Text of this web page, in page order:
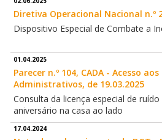
Diretiva Operacional Nacional n.º
Dispositivo Especial de Combate a
01.04.2025
Parecer n.º 104, CADA - Acesso
Administrativos, de 19.03.2025
Consulta da licença especial de
aniversário na casa ao lado
17.04.2024